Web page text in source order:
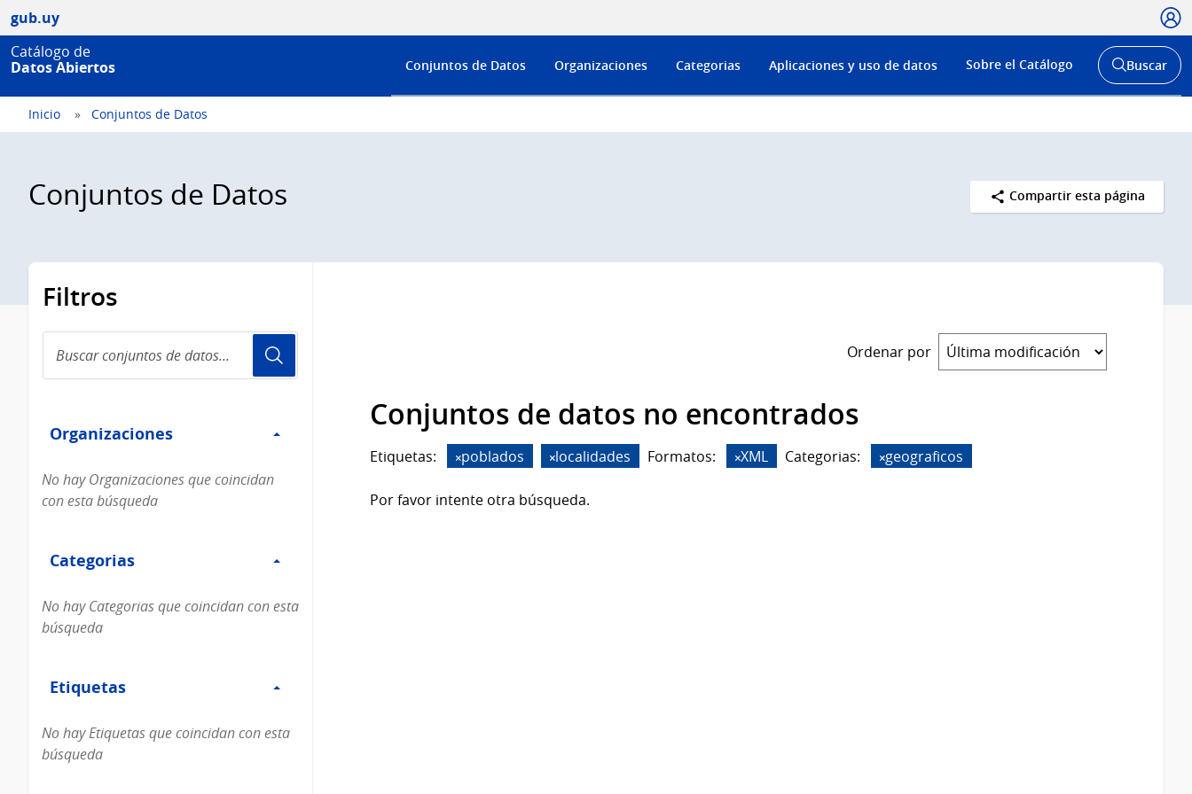
gub.uy
Catálogo de
Datos Abiertos
Menú
de
Conjuntos de Datos Organizaciones Categorias Aplicaciones y uso de datos Sobre el Catálogo
Abrir
buscador
Buscar
Inicio Conjuntos de Datos
Conjuntos de Datos Compartir esta página
Filtros
conjuntos
de
Organizaciones
Organizaciones
No hay Organizaciones que coincidan
con esta búsqueda
Categorias
Categorias
No hay Categorias que coincidan con esta
búsqueda
Etiquetas
Etiquetas
No hay Etiquetas que coincidan con esta
búsqueda
Ordenar por
Conjuntos de datos no encontrados
Etiquetas: poblados localidades Formatos: XML Categorias: geograficos
Por favor intente otra búsqueda.